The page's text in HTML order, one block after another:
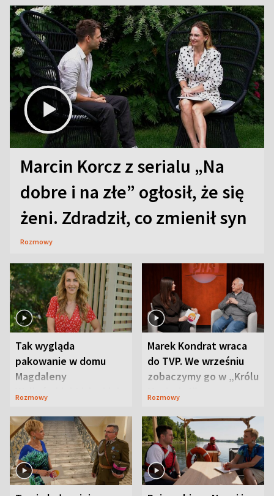
Marcin Korcz z serialu „Na
dobre i na złe” ogłosił, że się
żeni. Zdradził, co zmienił syn
Rozmowy
Tak wygląda
pakowanie w domu
Magdaleny
Waligórskiej-Lisieckiej.
Rozmowy
Marek Kondrat wraca
do TVP. We wrześniu
zobaczymy go w „Królu
Maciusiu I”
Rozmowy